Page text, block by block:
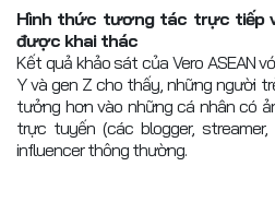
Hình thức tương tác trực tiếp
được khai thác
Kết quả khảo sát của Vero ASEAN
Y và gen Z cho thấy, những người
tưởng hơn vào những cá nhân có
trực tuyến (các blogger,
influencer thông thường.